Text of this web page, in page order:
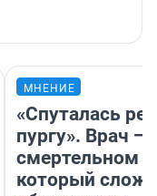
МНЕНИЕ
«Спуталась
пургу». Врач —
смертельном
который